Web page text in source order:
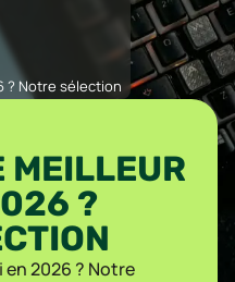
? Notre sélection
MEILLEUR
?
en 2026 ? Notre